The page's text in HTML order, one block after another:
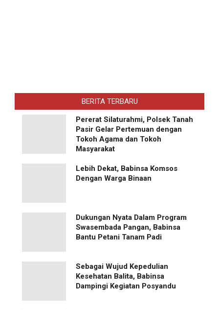
BERITA TERBARU
Pererat Silaturahmi, Polsek Tanah
Pasir Gelar Pertemuan dengan
Tokoh Agama dan Tokoh
Masyarakat
Lebih Dekat, Babinsa Komsos
Dengan Warga Binaan
Dukungan Nyata Dalam Program
Swasembada Pangan, Babinsa
Bantu Petani Tanam Padi
Sebagai Wujud Kepedulian
Kesehatan Balita, Babinsa
Dampingi Kegiatan Posyandu